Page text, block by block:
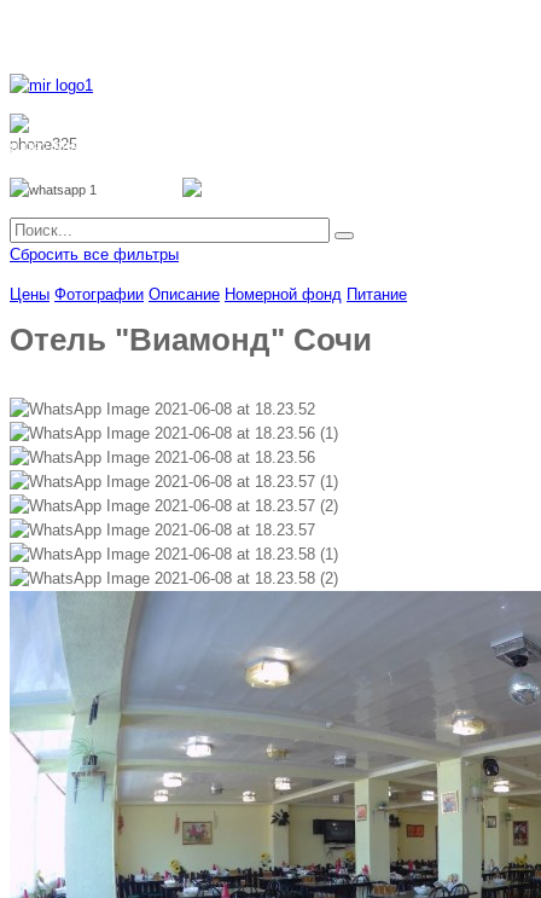
8 962 888 51 55
Сбросить все фильтры
Цены Фотографии Описание Номерной фонд Питание
Отель "Виамонд" Сочи